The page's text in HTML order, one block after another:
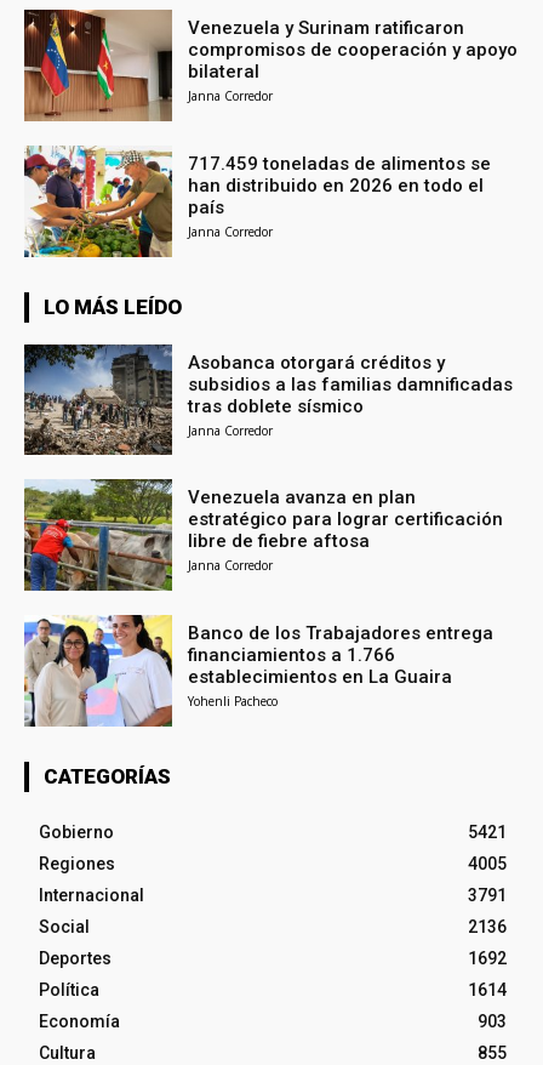
Venezuela y Surinam ratificaron
compromisos de cooperación y apoyo
bilateral
Janna Corredor
717.459 toneladas de alimentos se
han distribuido en 2026 en todo el
país
Janna Corredor
LO MÁS LEÍDO
Asobanca otorgará créditos y
subsidios a las familias damnificadas
tras doblete sísmico
Janna Corredor
Venezuela avanza en plan
estratégico para lograr certificación
libre de fiebre aftosa
Janna Corredor
Banco de los Trabajadores entrega
financiamientos a 1.766
establecimientos en La Guaira
Yohenli Pacheco
CATEGORÍAS
Gobierno
5421
Regiones
4005
Internacional
3791
Social
2136
Deportes
1692
Política
1614
Economía
903
Cultura
855